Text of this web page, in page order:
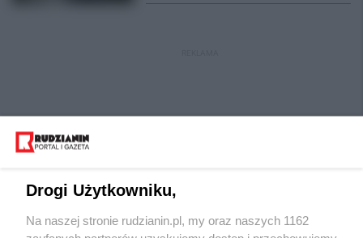
Wydawca mediów lokalnych
Drogi Użytkowniku,
Na naszej stronie rudzianin.pl, my oraz naszych 1162